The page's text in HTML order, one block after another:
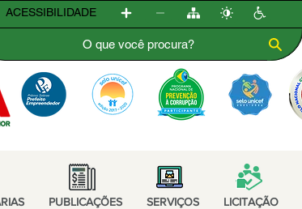
ACESSIBILIDADE
PUBLICAÇÕES SERVIÇOS LICITAÇÃO